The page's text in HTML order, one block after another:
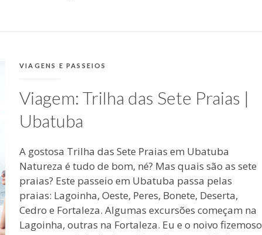
CATEGORIAS:
VIAGENS E PASSEIOS
Viagem: Trilha das Sete Praias |
Ubatuba
A gostosa Trilha das Sete Praias em Ubatuba
Natureza é tudo de bom, né? Mas quais são as sete
praias? Este passeio em Ubatuba passa pelas
praias: Lagoinha, Oeste, Peres, Bonete, Deserta,
Cedro e Fortaleza. Algumas excursões começam na
Lagoinha, outras na Fortaleza. Eu e o noivo fizemoso